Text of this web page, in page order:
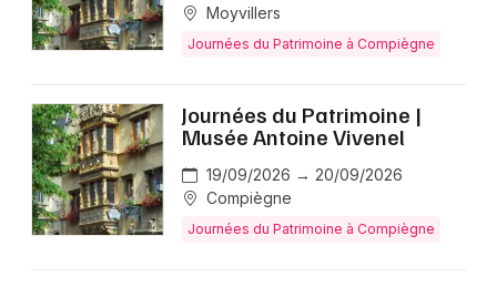
Moyvillers
Journées du Patrimoine à Compiègne
Journées du Patrimoine |
Musée Antoine Vivenel
19/09/2026 → 20/09/2026
Compiègne
Journées du Patrimoine à Compiègne